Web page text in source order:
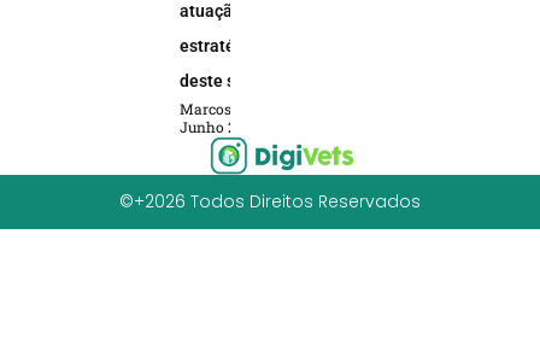
atuação
estratégica
deste setor
Marcos Soares
Junho 2, 2026
©+2026 Todos Direitos Reservados